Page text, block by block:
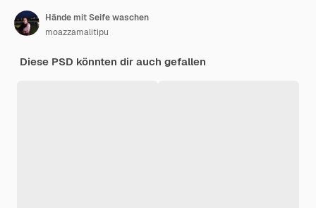
Hände mit Seife waschen
moazzamalitipu
Diese PSD könnten dir auch gefallen